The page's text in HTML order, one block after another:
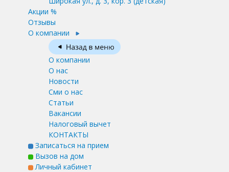
Акции %
Отзывы
О компании
О компании
О нас
Новости
Сми о нас
Статьи
Вакансии
Налоговый вычет
КОНТАКТЫ
Записаться на прием
Вызов на дом
Личный кабинет